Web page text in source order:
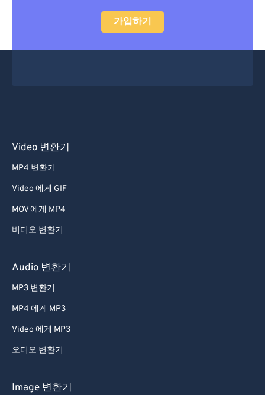
가입하기
Video 변환기
MP4 변환기
Video 에게 GIF
MOV 에게 MP4
비디오 변환기
Audio 변환기
MP3 변환기
MP4 에게 MP3
Video 에게 MP3
오디오 변환기
Image 변환기